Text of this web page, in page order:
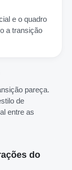
e o quadro
a transição
pareça.
de
entre as
do